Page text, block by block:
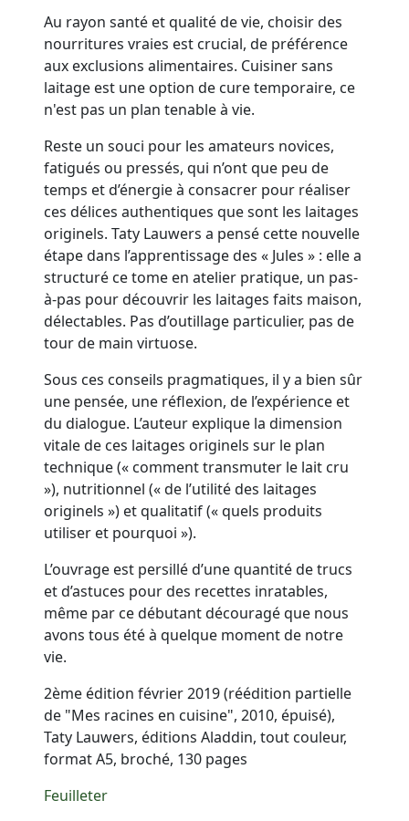
Au rayon santé et qualité de vie, choisir des
nourritures vraies est crucial, de préférence
aux exclusions alimentaires. Cuisiner sans
laitage est une option de cure temporaire, ce
n'est pas un plan tenable à vie.
Reste un souci pour les amateurs novices,
fatigués ou pressés, qui n’ont que peu de
temps et d’énergie à consacrer pour réaliser
ces délices authentiques que sont les laitages
originels. Taty Lauwers a pensé cette nouvelle
étape dans l’apprentissage des « Jules » : elle a
structuré ce tome en atelier pratique, un pas-
à-pas pour découvrir les laitages faits maison,
délectables. Pas d’outillage particulier, pas de
tour de main virtuose.
Sous ces conseils pragmatiques, il y a bien sûr
une pensée, une réflexion, de l’expérience et
du dialogue. L’auteur explique la dimension
vitale de ces laitages originels sur le plan
technique (« comment transmuter le lait cru
»), nutritionnel (« de l’utilité des laitages
originels ») et qualitatif (« quels produits
utiliser et pourquoi »).
L’ouvrage est persillé d’une quantité de trucs
et d’astuces pour des recettes inratables,
même par ce débutant découragé que nous
avons tous été à quelque moment de notre
vie.
2ème édition février 2019 (réédition partielle
de "Mes racines en cuisine", 2010, épuisé),
Taty Lauwers, éditions Aladdin, tout couleur,
format A5, broché, 130 pages
Feuilleter